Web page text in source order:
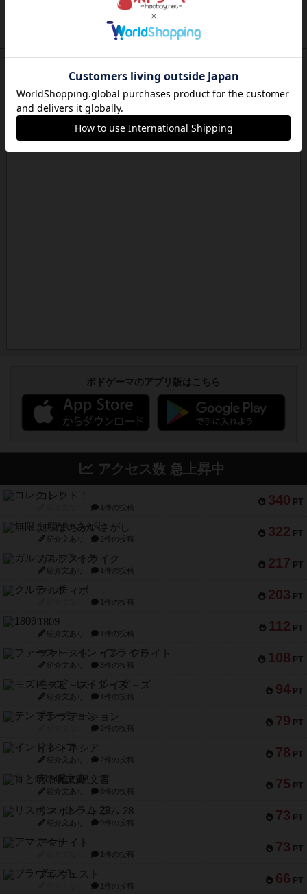
1988年にVictory Gamesが出版した
『Leathernec...
約18時間前by Chaco
ボドゲーマのアプリ版はこちら
アクセス数 急上昇中
340 PT
コレクト！
1件の投稿
322 PT
無限まちがいさがし
紹介文あり 2件の投稿
217 PT
ガルフストライク
紹介文あり 1件の投稿
203 PT
クルティボ
1件の投稿
112 PT
1809
紹介文あり 1件の投稿
108 PT
ファースト・イン・フライト
紹介文あり 3件の投稿
94 PT
モズビ－ズ・レイダ－ズ
紹介文あり 1件の投稿
79 PT
テンプテーション
2件の投稿
78 PT
インドネシア
紹介文あり 2件の投稿
75 PT
宵と暁の呪文書
紹介文あり 8件の投稿
73 PT
リスボン・トラム 28
紹介文あり 9件の投稿
73 PT
アマナイト
1件の投稿
66 PT
ブラヴェスト
1件の投稿